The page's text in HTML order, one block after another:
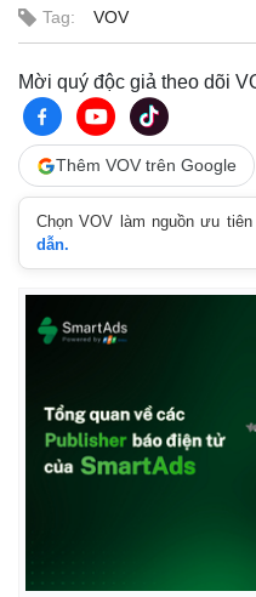
Thế giới
Cuộc sống đó đây
Hồ sơ
Tag: VOV
Mời quý độc giả theo dõi
Thêm VOV trên Google
Chọn VOV làm nguồn ưu
dẫn.